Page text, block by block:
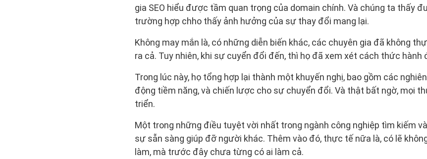
gia SEO hiểu được tầm quan trọng của domain chính. Và chúng ta thấy
trường hợp chho thấy ảnh hưởng của sự thay đổi mang lại.
Không may mắn là, có những diễn biến khác, các chuyên gia đã không
ra cả. Tuy nhiên, khi sự cuyển đổi đến, thì họ đã xem xét cách thức hành
Trong lúc này, họ tổng hợp lại thành một khuyến nghị, bao gồm các
động tiềm năng, và chiến lược cho sự chuyển đổi. Và thật bất ngờ, mọi
triển.
Một trong những điều tuyệt vời nhất trong ngành công nghiệp tìm kiếm
sự sẵn sàng giúp đỡ người khác. Thêm vào đó, thực tế nữa là, có lẽ
làm, mà trước đây chưa từng có ai làm cả.